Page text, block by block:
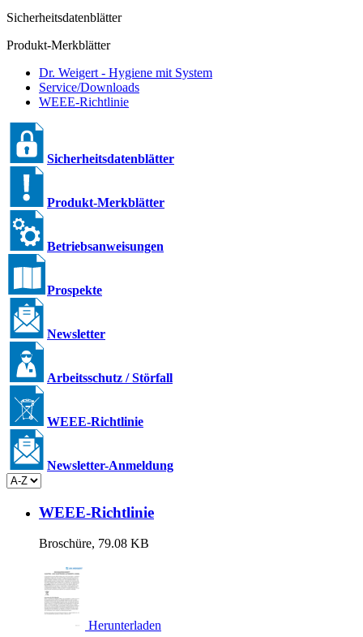
Sicherheitsdatenblätter
Produkt-Merkblätter
Dr. Weigert - Hygiene mit System
Service/Downloads
WEEE-Richtlinie
Sicherheitsdatenblätter
Produkt-Merkblätter
Betriebsanweisungen
Prospekte
Newsletter
Arbeitsschutz / Störfall
WEEE-Richtlinie
Newsletter-Anmeldung
WEEE-Richtlinie
Broschüre, 79.08 KB
Herunterladen